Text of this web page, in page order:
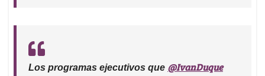
Los programas ejecutivos que @IvanDuque